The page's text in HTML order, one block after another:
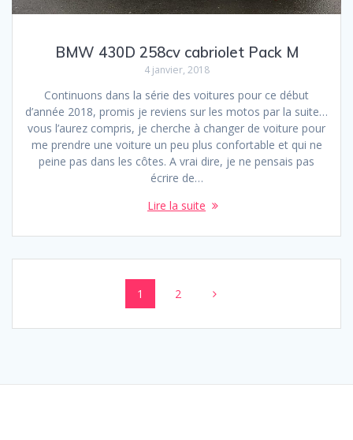
BMW 430D 258cv cabriolet Pack M
4 janvier, 2018
Continuons dans la série des voitures pour ce début
d’année 2018, promis je reviens sur les motos par la suite…
vous l’aurez compris, je cherche à changer de voiture pour
me prendre une voiture un peu plus confortable et qui ne
peine pas dans les côtes. A vrai dire, je ne pensais pas
écrire de…
Lire la suite
navigation
Page
1 Page
2